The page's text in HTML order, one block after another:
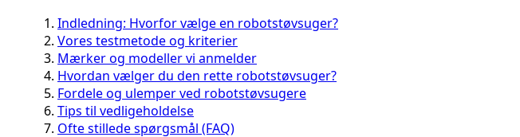
Indledning: Hvorfor vælge en robotstøvsuger?
Vores testmetode og kriterier
Mærker og modeller vi anmelder
Hvordan vælger du den rette robotstøvsuger?
Fordele og ulemper ved robotstøvsugere
Tips til vedligeholdelse
Ofte stillede spørgsmål (FAQ)